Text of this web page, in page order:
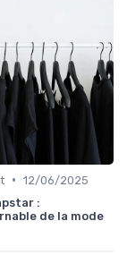
• 12/06/2025
:
de la mode